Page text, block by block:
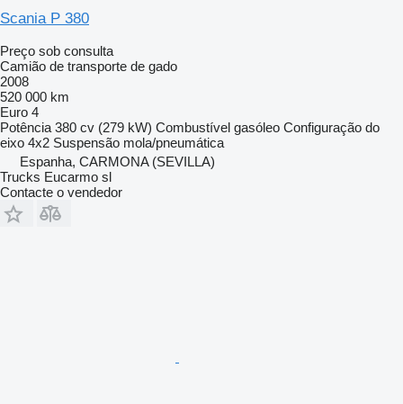
Scania P 380
Preço sob consulta
Camião de transporte de gado
2008
520 000 km
Euro 4
Potência 380 cv (279 kW) Combustível gasóleo Configuração do
eixo 4x2 Suspensão mola/pneumática
Espanha, CARMONA (SEVILLA)
Trucks Eucarmo sl
Contacte o vendedor